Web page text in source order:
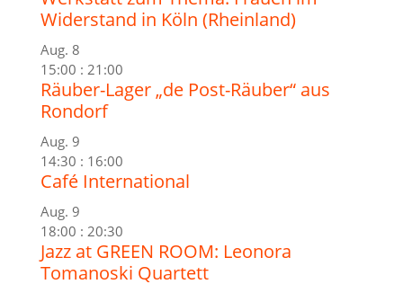
Widerstand in Köln (Rheinland)
Aug. 8
15:00 : 21:00
Räuber-Lager „de Post-Räuber“ aus
Rondorf
Aug. 9
14:30 : 16:00
Café International
Aug. 9
18:00 : 20:30
Jazz at GREEN ROOM: Leonora
Tomanoski Quartett